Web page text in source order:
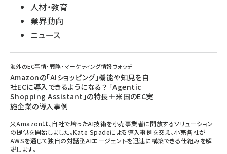
人材・教育
業界動向
ニュース
海外のEC事情・戦略・マーケティング情報ウォッチ
Amazonの「AIショッピング」機能や知見を自
社ECに導入できるようになる？ 「Agentic
Shopping Assistant」の特長＋米国のEC実
施企業の導入事例
米Amazonは、自社で培ったAI技術を小売事業者に開放するソリューション
の提供を開始しました。Kate Spadeによる導入事例を交え、小売各社が
AWSを通じて独自の対話型AIエージェントを迅速に構築できる仕組みを解
説します。